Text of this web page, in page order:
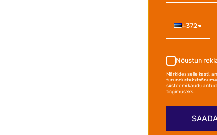
+372
Nõustun
Märkides selle kasti,
süsteemi kaudu
tingimuseks.